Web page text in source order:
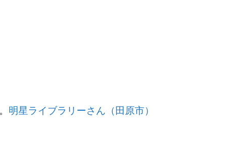
明星ライブラリーさん（田原市）